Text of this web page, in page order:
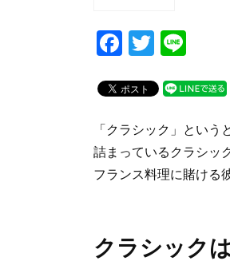
F
c
e
b
o
T
tt
er
e
「クラシック」とい
詰まっているクラシッ
フランス料理に賭ける
クラシック